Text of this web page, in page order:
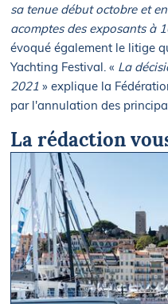
sa tenue début octobre et
acomptes des exposants à
évoqué également le litige
Yachting Festival. « La
2021 » explique la
par l'annulation des
La rédaction